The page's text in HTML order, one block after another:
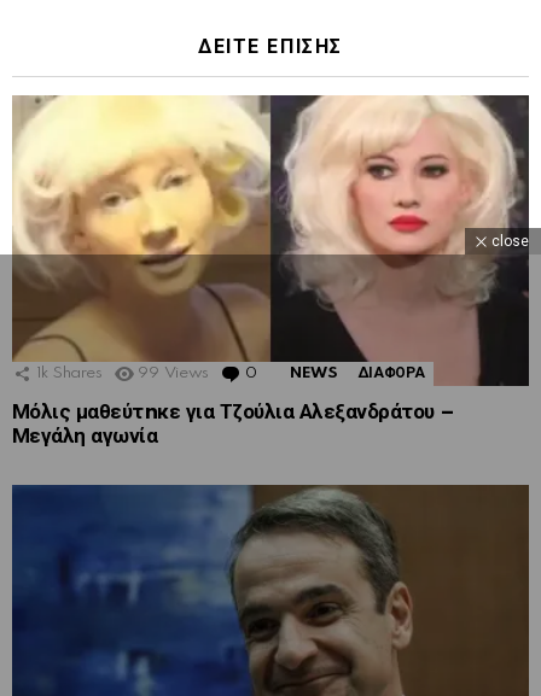
ΔΕΙΤΕ ΕΠΙΣΗΣ
1k Shares 99 Views 0 Comments
NEWS ΔΙΑΦΟΡΑ
Μόλις μαθεύτnκε για Τζούλια Αλεξανδράτου –
Μεγάλη αγωνία
close